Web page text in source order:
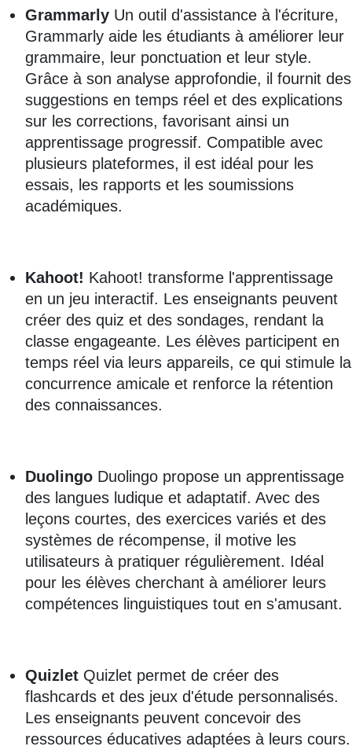
Grammarly Un outil d'assistance à l'écriture,
Grammarly aide les étudiants à améliorer leur
grammaire, leur ponctuation et leur style.
Grâce à son analyse approfondie, il fournit des
suggestions en temps réel et des explications
sur les corrections, favorisant ainsi un
apprentissage progressif. Compatible avec
plusieurs plateformes, il est idéal pour les
essais, les rapports et les soumissions
académiques.
Kahoot! Kahoot! transforme l'apprentissage
en un jeu interactif. Les enseignants peuvent
créer des quiz et des sondages, rendant la
classe engageante. Les élèves participent en
temps réel via leurs appareils, ce qui stimule la
concurrence amicale et renforce la rétention
des connaissances.
Duolingo Duolingo propose un apprentissage
des langues ludique et adaptatif. Avec des
leçons courtes, des exercices variés et des
systèmes de récompense, il motive les
utilisateurs à pratiquer régulièrement. Idéal
pour les élèves cherchant à améliorer leurs
compétences linguistiques tout en s'amusant.
Quizlet Quizlet permet de créer des
flashcards et des jeux d'étude personnalisés.
Les enseignants peuvent concevoir des
ressources éducatives adaptées à leurs cours.